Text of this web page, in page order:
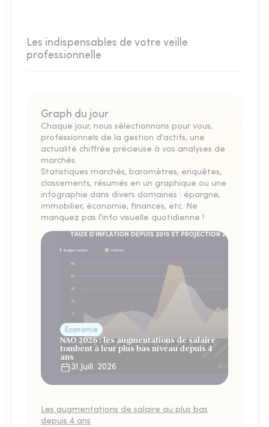
Les indispensables de votre veille
professionnelle
Graph du jour
Chaque jour, nous sélectionnons pour vous,
professionnels de la gestion d'actifs, une
actualité chiffrée précieuse à vos analyses de
marchés.
Statistiques marchés, baromètres, enquêtes,
classements, résumés en un graphique ou une
infographie dans divers domaines : épargne,
immobilier, économie, finances, etc. Ne
manquez pas l'info visuelle quotidienne !
Économie
NAO 2026 : les augmentations de salaire
tombent à leur plus bas niveau depuis 4
ans
31 Juill. 2026
Les augmentations de salaire au plus bas
depuis 4 ans